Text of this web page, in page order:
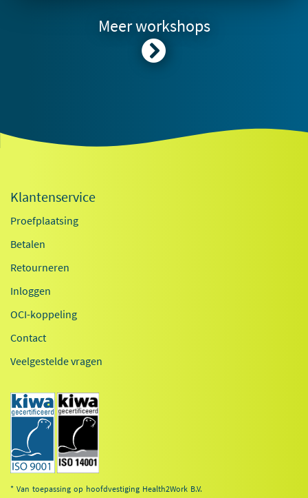
Meer workshops
Klantenservice
Proefplaatsing
Betalen
Retourneren
Inloggen
OCI-koppeling
Contact
Veelgestelde vragen
* Van toepassing op hoofdvestiging Health2Work B.V.